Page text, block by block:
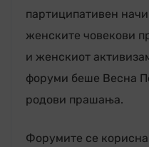
партиципативен
женските човекови
и женскиот
форуми беше Весна
родови прашања.
Форумите се